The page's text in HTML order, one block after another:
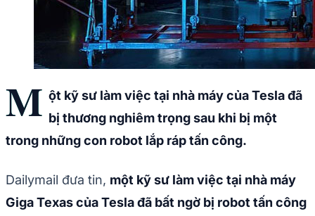
M ột kỹ sư làm việc tại nhà máy của Tesla đã
bị thương nghiêm trọng sau khi bị một
trong những con robot lắp ráp tấn công.
Dailymail đưa tin, một kỹ sư làm việc tại nhà máy
Giga Texas của Tesla đã bất ngờ bị robot tấn công